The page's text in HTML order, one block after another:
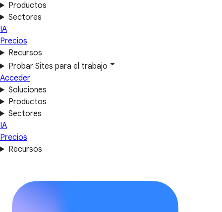
Productos
Sectores
IA
Precios
Recursos
Probar Sites para el trabajo
Acceder
Soluciones
Productos
Sectores
IA
Precios
Recursos